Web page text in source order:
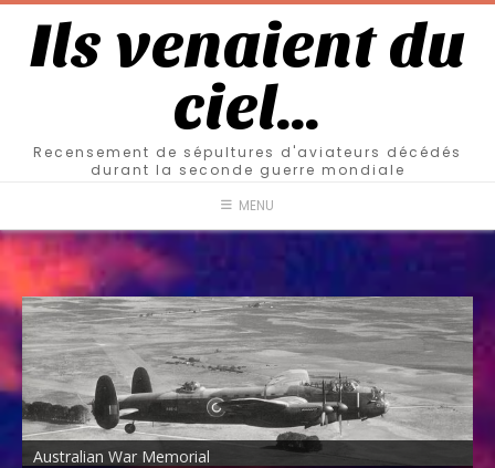
Ils venaient du
ciel…
Recensement de sépultures d'aviateurs décédés
durant la seconde guerre mondiale
MENU
Australian War Memorial